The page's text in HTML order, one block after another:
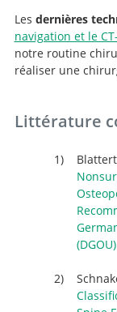
Les dernières
navigation et le
notre routine
réaliser une
Littérature